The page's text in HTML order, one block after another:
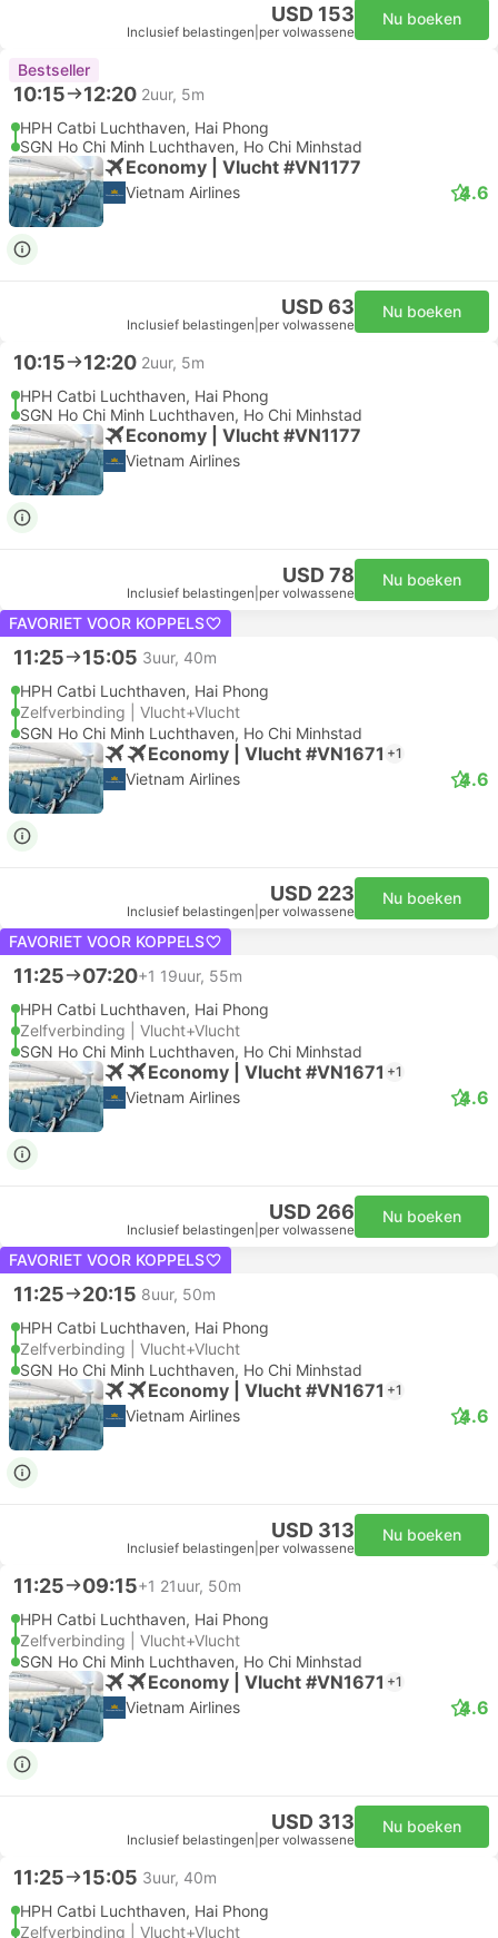
USD 153
Inclusief belastingen per volwassene
Nu boeken
Bestseller
10:15 12:20 2uur, 5m
HPH Catbi Luchthaven, Hai Phong
SGN Ho Chi Minh Luchthaven, Ho Chi Minhstad
Economy | Vlucht #VN1177
Vietnam Airlines 4.6
USD 63
Inclusief belastingen per volwassene
Nu boeken
10:15 12:20 2uur, 5m
HPH Catbi Luchthaven, Hai Phong
SGN Ho Chi Minh Luchthaven, Ho Chi Minhstad
Economy | Vlucht #VN1177
Vietnam Airlines
USD 78
Inclusief belastingen per volwassene
Nu boeken
FAVORIET VOOR KOPPELS
11:25 15:05 3uur, 40m
HPH Catbi Luchthaven, Hai Phong
Zelfverbinding | Vlucht+Vlucht
SGN Ho Chi Minh Luchthaven, Ho Chi Minhstad
Economy | Vlucht #VN1671 +1
Vietnam Airlines 4.6
USD 223
Inclusief belastingen per volwassene
Nu boeken
FAVORIET VOOR KOPPELS
11:25 07:20+1 19uur, 55m
HPH Catbi Luchthaven, Hai Phong
Zelfverbinding | Vlucht+Vlucht
SGN Ho Chi Minh Luchthaven, Ho Chi Minhstad
Economy | Vlucht #VN1671 +1
Vietnam Airlines 4.6
USD 266
Inclusief belastingen per volwassene
Nu boeken
FAVORIET VOOR KOPPELS
11:25 20:15 8uur, 50m
HPH Catbi Luchthaven, Hai Phong
Zelfverbinding | Vlucht+Vlucht
SGN Ho Chi Minh Luchthaven, Ho Chi Minhstad
Economy | Vlucht #VN1671 +1
Vietnam Airlines 4.6
USD 313
Inclusief belastingen per volwassene
Nu boeken
11:25 09:15+1 21uur, 50m
HPH Catbi Luchthaven, Hai Phong
Zelfverbinding | Vlucht+Vlucht
SGN Ho Chi Minh Luchthaven, Ho Chi Minhstad
Economy | Vlucht #VN1671 +1
Vietnam Airlines 4.6
USD 313
Inclusief belastingen per volwassene
Nu boeken
11:25 15:05 3uur, 40m
HPH Catbi Luchthaven, Hai Phong
Zelfverbinding | Vlucht+Vlucht